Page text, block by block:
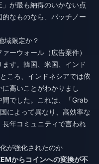
が最も納得のいかない点
なものなら、パッチノー
域限定か？
ーウォール（広告案件）
す。韓国、米国、インド
ころ、インドネシアでは依
高いことがわかりまし
でした。これは、「Grab
によって異なり、高効率な
年コミュニティで言われ
が強化されたのか
からコインへの変換が不